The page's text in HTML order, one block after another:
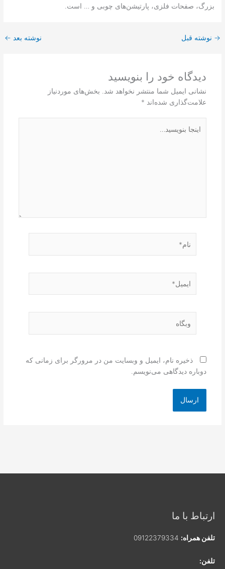
بزرگ، صفحات فلزی، پارتیشن‌های چوبی و … است.
→ نوشته قبل نوشته بعد ←
دیدگاه‌ خود را بنویسید
نشانی ایمیل شما منتشر نخواهد شد.
بخش‌های موردنیاز
علامت‌گذاری شده‌اند *
بنویسید…
ذخیره نام، ایمیل و وبسایت من در مرورگر برای زمانی که
دوباره دیدگاهی می‌نویسم.
ارتباط با ما
تلفن همراه: 09122379334
تلفن: